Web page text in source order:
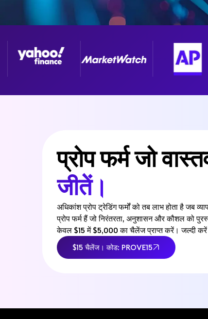
प्रोप फर्म जो
जीतें।
अधिकांश प्रोप ट्रेडिंग फर्मों को तब लाभ होता है जब
प्रोप फर्म हैं जो निरंतरता, अनुशासन और कौशल को
केवल $15 में $5,000 का चैलेंज प्राप्त करें। जल्दी
$15 चैलेंज। कोड: PROVE15